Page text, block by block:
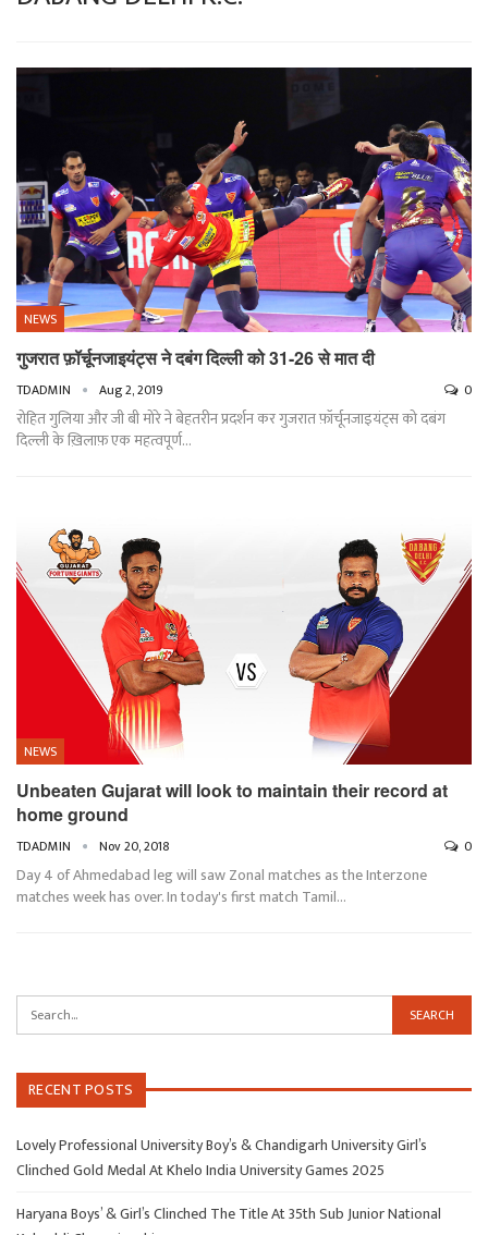
NEWS
गुजरात फ़ॉर्चूनजाइयंट्स ने दबंग दिल्ली को 31-26 से मात दी
TDADMIN Aug 2, 2019 0
रोहित गुलिया और जी बी मोरे ने बेहतरीन प्रदर्शन कर गुजरात फ़ॉर्चूनजाइयंट्स को दबंग
दिल्ली के ख़िलाफ़ एक महत्वपूर्ण…
NEWS
Unbeaten Gujarat will look to maintain their record at
home ground
TDADMIN Nov 20, 2018 0
Day 4 of Ahmedabad leg will saw Zonal matches as the Interzone
matches week has over. In today's first match Tamil…
RECENT POSTS
Lovely Professional University Boy’s & Chandigarh University Girl’s
Clinched Gold Medal At Khelo India University Games 2025
Haryana Boys’ & Girl’s Clinched The Title At 35th Sub Junior National